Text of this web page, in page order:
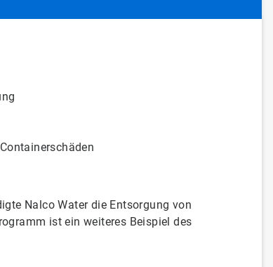
Nalco Water die Entsorgung von
ist ein weiteres Beispiel des